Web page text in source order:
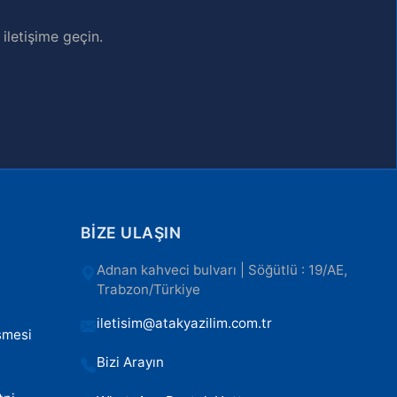
geçin.
BIZE ULAŞIN
Adnan kahveci bulvarı | Söğütlü : 19/AE,
Trabzon/Türkiye
iletisim@atakyazilim.com.tr
Bizi Arayın